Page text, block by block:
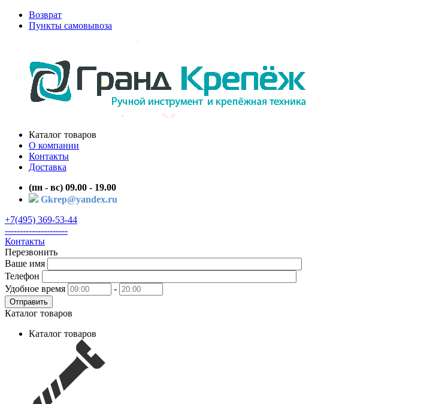
Возврат
Пункты самовывоза
Каталог товаров
О компании
Контакты
Доставка
(пн - вс) 09.00 - 19.00
Gkrep@yandex.ru
+7(495) 369-53-44
---------------------
Контакты
Перезвонить
Ваше имя
Телефон
Удобное время
-
Отправить
Каталог товаров
Каталог товаров